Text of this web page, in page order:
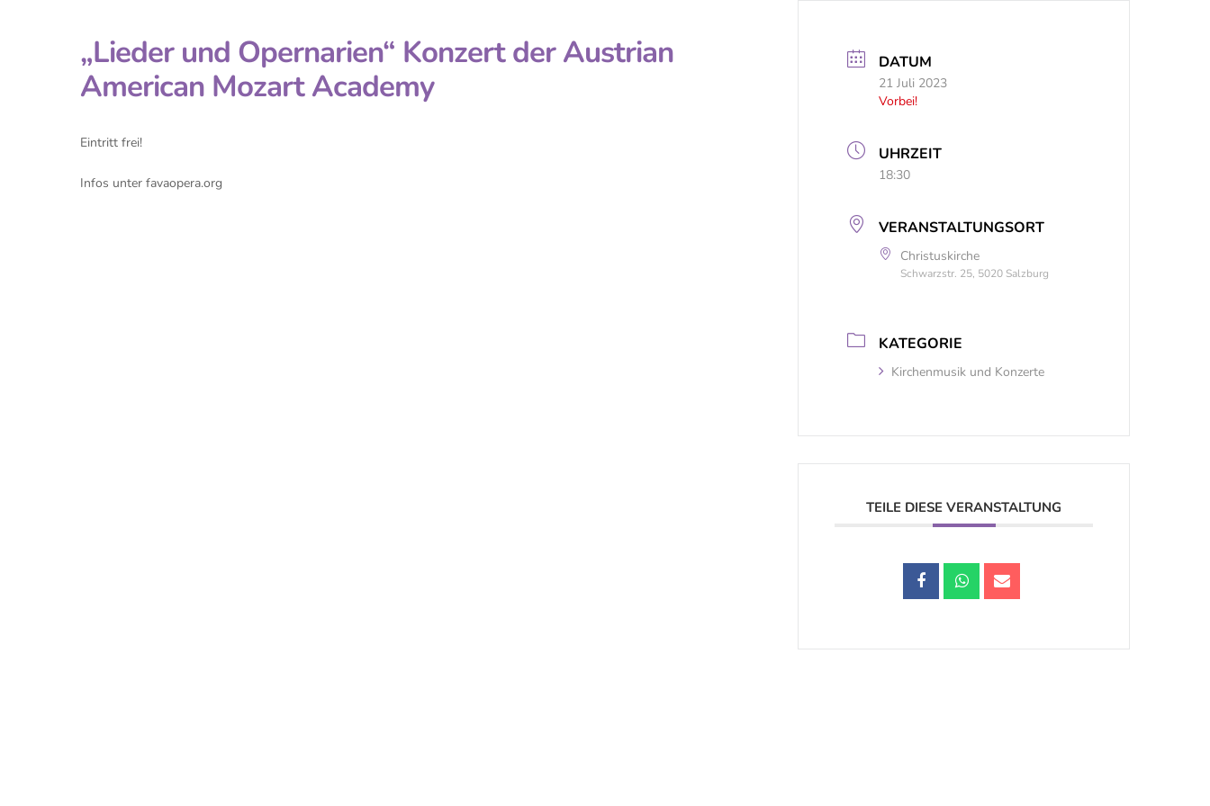
„Lieder und Opernarien“ Konzert der Austrian
American Mozart Academy
Eintritt frei!
Infos unter favaopera.org
DATUM
21 Juli 2023
Vorbei!
UHRZEIT
18:30
VERANSTALTUNGSORT
Christuskirche
Schwarzstr. 25, 5020 Salzburg
KATEGORIE
Kirchenmusik und Konzerte
TEILE DIESE VERANSTALTUNG